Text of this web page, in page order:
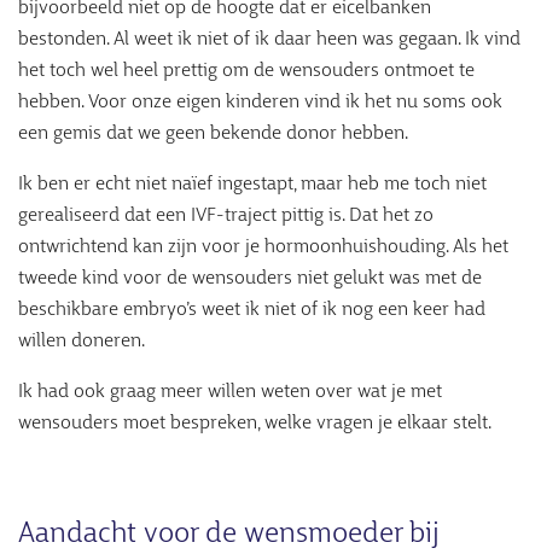
bijvoorbeeld niet op de hoogte dat er eicelbanken
bestonden. Al weet ik niet of ik daar heen was gegaan. Ik vind
het toch wel heel prettig om de wensouders ontmoet te
hebben. Voor onze eigen kinderen vind ik het nu soms ook
een gemis dat we geen bekende donor hebben.
Ik ben er echt niet naïef ingestapt, maar heb me toch niet
gerealiseerd dat een IVF-traject pittig is. Dat het zo
ontwrichtend kan zijn voor je hormoonhuishouding. Als het
tweede kind voor de wensouders niet gelukt was met de
beschikbare embryo’s weet ik niet of ik nog een keer had
willen doneren.
Ik had ook graag meer willen weten over wat je met
wensouders moet bespreken, welke vragen je elkaar stelt.
Aandacht voor de wensmoeder bij